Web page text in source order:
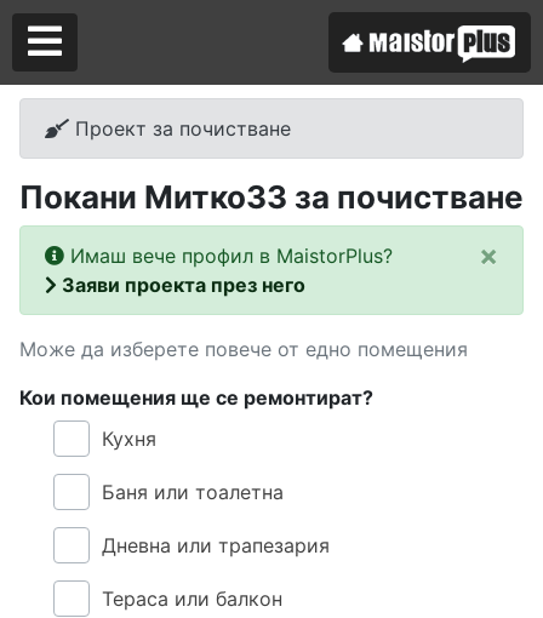
Проект за почистване
Покани Митко33 за почистване
Имаш вече профил в MaistorPlus?
Заяви проекта през него
×
Може да изберете повече от едно помещения
Кои помещения ще се ремонтират?
Кухня
Баня или тоалетна
Дневна или трапезария
Тераса или балкон
Аз съм майстор
Търся майстор